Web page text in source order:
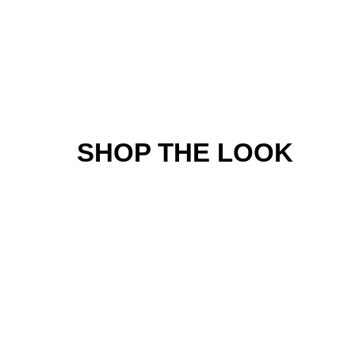
SHOP THE LOOK